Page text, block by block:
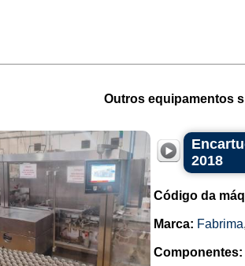
Outros equipamentos
2018
Código da
Marca: Fabrima
Componentes: